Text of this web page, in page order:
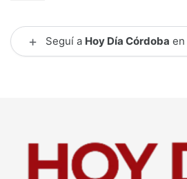
+ Seguí a Hoy Día Córdoba en